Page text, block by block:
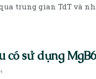
trung gian TdT và
có sử dụng